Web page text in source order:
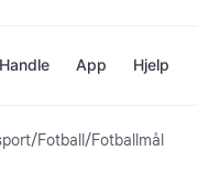
Handle
Butikker
App Hjelp
/Fotball /Fotballmål